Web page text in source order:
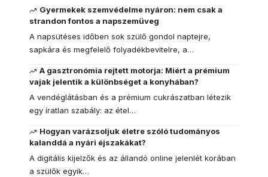
Gyermekek szemvédelme nyáron: nem csak a
strandon fontos a napszemüveg
A napsütéses időben sok szülő gondol naptejre,
sapkára és megfelelő folyadékbevitelre, a…
A gasztronómia rejtett motorja: Miért a prémium
vajak jelentik a különbséget a konyhában?
A vendéglátásban és a prémium cukrászatban létezik
egy íratlan szabály: az étel…
Hogyan varázsoljuk életre szóló tudományos
kalanddá a nyári éjszakákat?
A digitális kijelzők és az állandó online jelenlét korában
a szülők egyik…